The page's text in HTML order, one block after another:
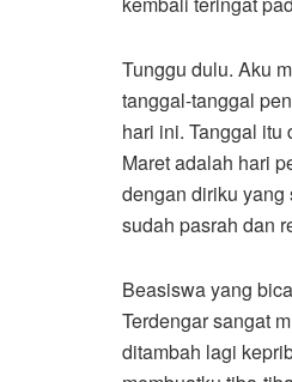
Tunggu dulu. Aku
tanggal-tanggal
hari ini. Tanggal itu
Maret adalah hari
dengan diriku yang
sudah pasrah dan
Beasiswa yang
Terdengar sangat
ditambah lagi